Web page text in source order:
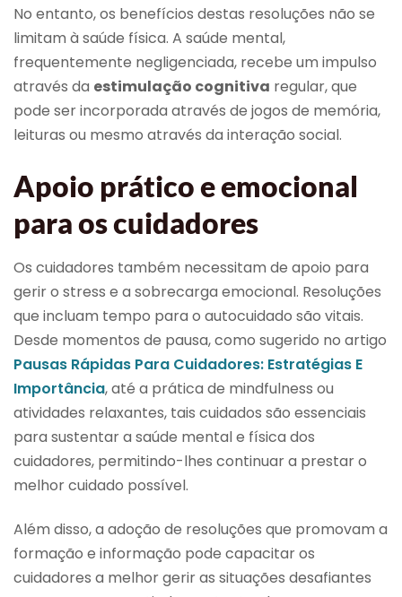
No entanto, os benefícios destas resoluções não se
limitam à saúde física. A saúde mental,
frequentemente negligenciada, recebe um impulso
através da estimulação cognitiva regular, que
pode ser incorporada através de jogos de memória,
leituras ou mesmo através da interação social.
Apoio prático e emocional
para os cuidadores
Os cuidadores também necessitam de apoio para
gerir o stress e a sobrecarga emocional. Resoluções
que incluam tempo para o autocuidado são vitais.
Desde momentos de pausa, como sugerido no artigo
Pausas Rápidas Para Cuidadores: Estratégias E
Importância, até a prática de mindfulness ou
atividades relaxantes, tais cuidados são essenciais
para sustentar a saúde mental e física dos
cuidadores, permitindo-lhes continuar a prestar o
melhor cuidado possível.
Além disso, a adoção de resoluções que promovam a
formação e informação pode capacitar os
cuidadores a melhor gerir as situações desafiantes